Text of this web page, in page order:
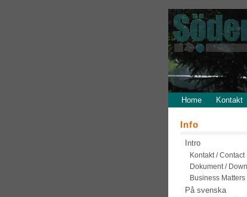
Home Kontakt
Info
Intro
Kontakt / Contact
Dokument /
Business Matters
På svenska